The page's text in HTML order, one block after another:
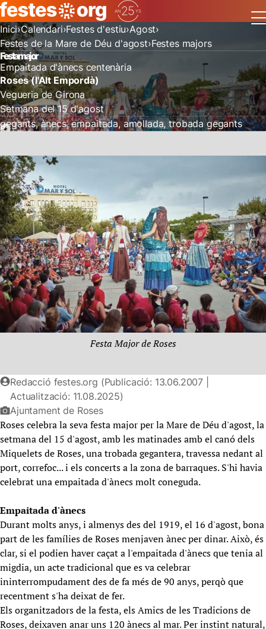
Inici Calendari Festes d'estiu Agost
Festes de la Mare de Déu d'agost Festes majors
Festa major
Empaitada d'ànecs centenària
Roses (l'Alt Empordà)
Vegueria de Girona
Setmana del 15 d'agost
gegants ànecs empaitada amollada trobada gegants
Festa Major de Roses
Redacció festes.org (Publicació: 13.06.2007 |
Actualització: 11.08.2025)
Ajuntament de Roses
Roses celebra la seva festa major per la Mare de Déu d'agost, la
setmana del 15 d'agost, amb les matinades amb el canó dels
Miquelets de Roses, una trobada gegantera, travessa nedant al
port, correfoc... i els concerts a la zona de barraques. S'hi havia
celebrat una empaitada d'ànecs molt coneguda.
Empaitada d'ànecs
Durant molts anys, i almenys des del 1919, el 16 d'agost, bona
part de les famílies de Roses menjaven ànec per dinar. Això, és
clar, si el podien haver caçat a l'empaitada d'ànecs que tenia al
migdia, un acte tradicional que es va celebrar
ininterrompudament des de fa més de 90 anys, perqò que
recentment s'ha deixat de fer.
Els organitzadors de la festa, els Amics de les Tradicions de
Roses, deixaven anar uns 120 ànecs al mar. Per instint natural,